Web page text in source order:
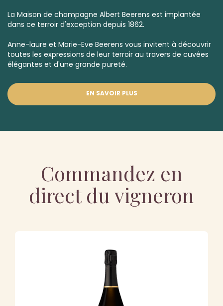
La Maison de champagne Albert Beerens est implantée
dans ce terroir d'exception depuis 1862.
Anne-laure et Marie-Eve Beerens vous invitent à découvrir
toutes les expressions de leur terroir au travers de cuvées
élégantes et d'une grande pureté.
EN SAVOIR PLUS
Commandez en
direct du vigneron